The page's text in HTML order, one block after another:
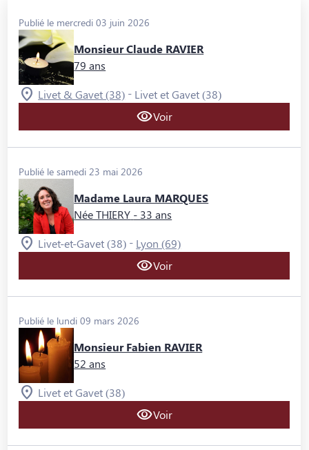
Publié le mercredi 03 juin 2026
Monsieur Claude RAVIER
79 ans
Livet & Gavet (38) - Livet et Gavet (38)
Voir
Publié le samedi 23 mai 2026
Madame Laura MARQUES
Née THIERY - 33 ans
Livet-et-Gavet (38) - Lyon (69)
Voir
Publié le lundi 09 mars 2026
Monsieur Fabien RAVIER
52 ans
Livet et Gavet (38)
Voir